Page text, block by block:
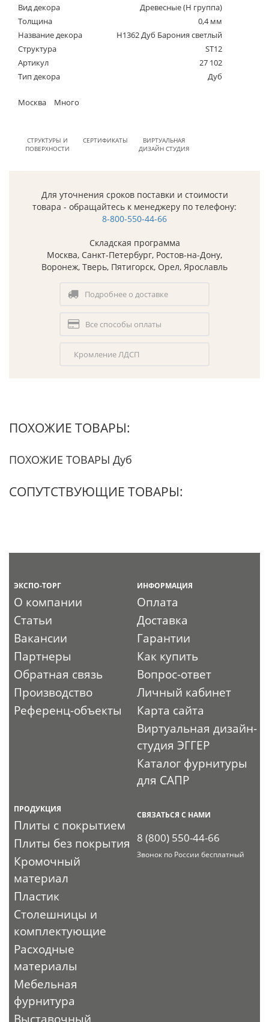
Вид декора
Древесные (Н группа)
Толщина
0,4 мм
Название декора
H1362 Дуб Барония светлый
Структура
ST12
Артикул
27 102
Тип декора
Дуб
Москва Много
СТРУКТУРЫ И
ПОВЕРХНОСТИ
СЕРТИФИКАТЫ
ВИРТУАЛЬНАЯ
ДИЗАЙН СТУДИЯ
Для уточнения сроков поставки и стоимости
товара - обращайтесь к менеджеру по телефону:
8-800-550-44-66
Складская программа
Москва, Санкт-Петербург, Ростов-на-Дону,
Воронеж, Тверь, Пятигорск, Орел, Ярославль
Подробнее о доставке
Все способы оплаты
Кромление ЛДСП
ПОХОЖИЕ ТОВАРЫ:
ПОХОЖИЕ ТОВАРЫ Дуб
СОПУТСТВУЮЩИЕ ТОВАРЫ:
ЭКСПО-ТОРГ
О компании
Статьи
Вакансии
Партнеры
Обратная связь
Производство
Референц-объекты
ИНФОРМАЦИЯ
Оплата
Доставка
Гарантии
Как купить
Вопрос-ответ
Личный кабинет
Карта сайта
Виртуальная дизайн-
студия ЭГГЕР
Каталог фурнитуры
для САПР
ПРОДУКЦИЯ
Плиты с покрытием
Плиты без покрытия
Кромочный
материал
Пластик
Столешницы и
комплектующие
Расходные
материалы
Мебельная
фурнитура
СВЯЗАТЬСЯ С НАМИ
8 (800) 550-44-66
Звонок по России бесплатный